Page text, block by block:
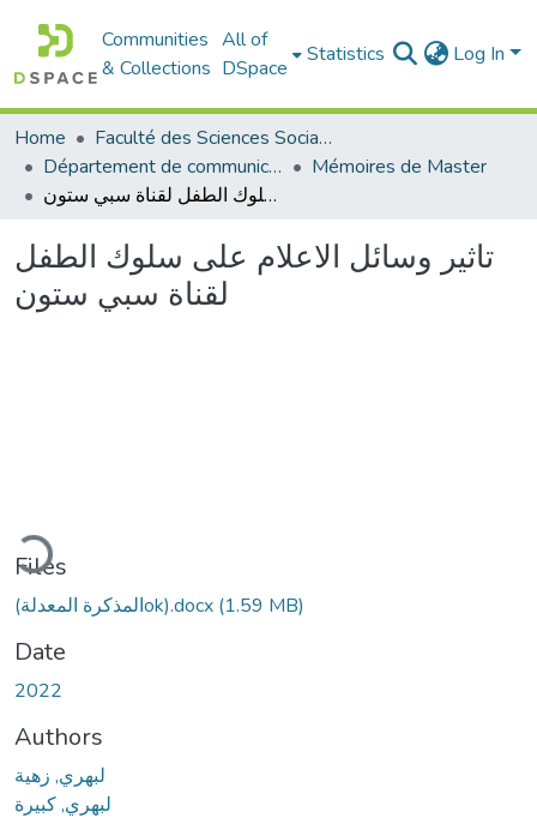
Communities
& Collections
All of
DSpace
Statistics Log In
Home
Faculté des Sciences Sociales
Département de communication
Mémoires de Master
تاثير وسائل الاعلام على سلوك الطفل لقناة سبي ستون
تاثير وسائل الاعلام على سلوك الطفل
لقناة سبي ستون
Files
(المذكرة المعدلةok).docx (1.59 MB)
Date
2022
Authors
لبهري, زهية
لبهري, كبيرة